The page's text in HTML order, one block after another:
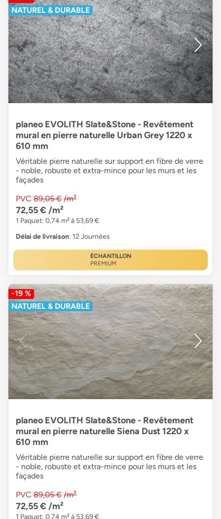
NATUREL & DURABLE
planeo EVOLITH Slate&Stone - Revêtement
mural en pierre naturelle Urban Grey 1220 x
610 mm
Véritable pierre naturelle sur support en fibre de verre
- noble, robuste et extra-mince pour les murs et les
façades
PVC 89,05 € /m²
72,55 € /m²
1 Paquet: 0,74 m² à 53,69 €
Délai de livraison: 12 Journées
ÉCHANTILLON
PREMIUM
-19 %
NATUREL & DURABLE
planeo EVOLITH Slate&Stone - Revêtement
mural en pierre naturelle Siena Dust 1220 x
610 mm
Véritable pierre naturelle sur support en fibre de verre
- noble, robuste et extra-mince pour les murs et les
façades
PVC 89,05 € /m²
72,55 € /m²
1 Paquet: 0,74 m² à 53,69 €